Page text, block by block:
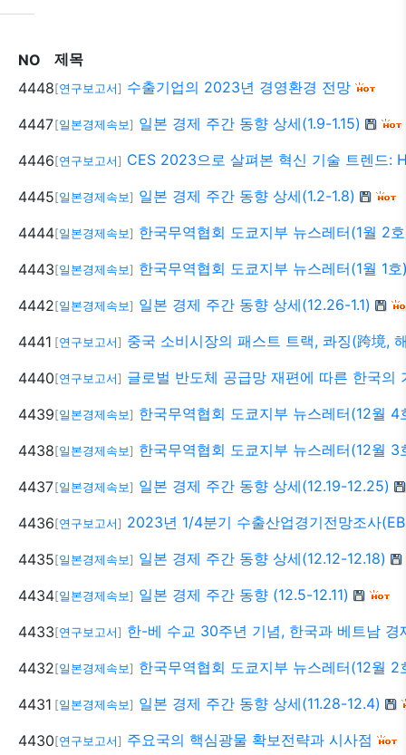
NO
제목
4448 [연구보고서] 수출기업의 2023년 경영환경 전망
4447 [일본경제속보] 일본 경제 주간 동향 상세(1.9-1.15)
4446 [연구보고서] CES 2023으로 살펴본 혁신 기술 트렌드:
4445 [일본경제속보] 일본 경제 주간 동향 상세(1.2-1.8)
4444[일본경제속보] 한국무역협회 도쿄지부 뉴스레터(1월 2
4443 [일본경제속보] 한국무역협회 도쿄지부 뉴스레터(1월 1호
4442 [일본경제속보] 일본 경제 주간 동향 상세(12.26-1.1)
4441 [연구보고서] 중국 소비시장의 패스트 트랙, 콰징(跨境,
4440 [연구보고서] 글로벌 반도체 공급망 재편에 따른 한국의
4439 [일본경제속보] 한국무역협회 도쿄지부 뉴스레터(12월 4
4438 [일본경제속보] 한국무역협회 도쿄지부 뉴스레터(12월 3
4437 [일본경제속보] 일본 경제 주간 동향 상세(12.19-12.25)
4436 [연구보고서] 2023년 1/4분기 수출산업경기전망조사
4435 [일본경제속보] 일본 경제 주간 동향 상세(12.12-12.18)
4434[일본경제속보] 일본 경제 주간 동향 (12.5-12.11)
4433 [연구보고서] 한-베 수교 30주년 기념, 한국과 베트남 경
4432 [일본경제속보] 한국무역협회 도쿄지부 뉴스레터(12월 2
4431 [일본경제속보] 일본 경제 주간 동향 상세(11.28-12.4)
4430 [연구보고서] 주요국의 핵심광물 확보전략과 시사점